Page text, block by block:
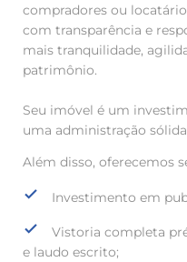
compradores ou
com transparência e
mais tranquilidade,
patrimônio.
Seu imóvel é um
uma administração
Além disso, oferecemos
Investimento em
Vistoria completa
e laudo escrito;